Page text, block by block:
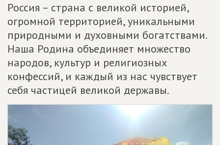
Россия – страна с великой историей,
огромной территорией, уникальными
природными и духовными богатствами.
Наша Родина объединяет множество
народов, культур и религиозных
конфессий, и каждый из нас чувствует
себя частицей великой державы.